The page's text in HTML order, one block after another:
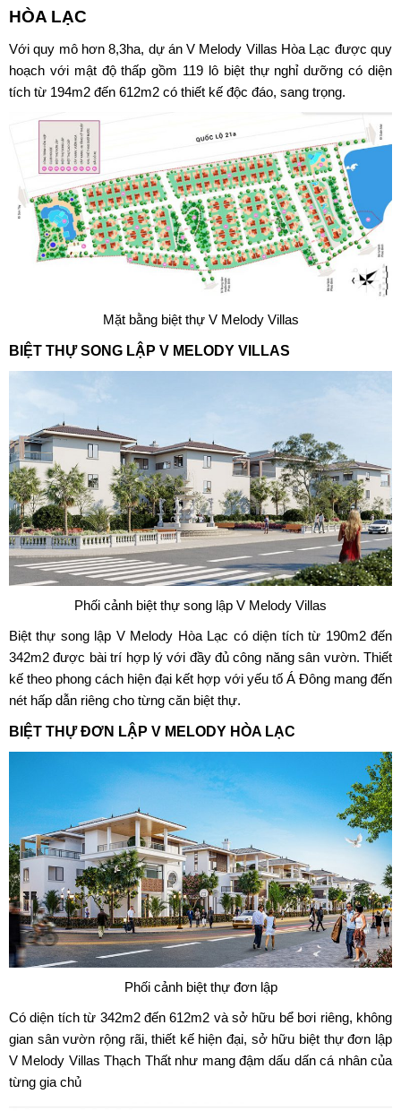
HÒA LẠC
Với quy mô hơn 8,3ha, dự án V Melody Villas Hòa Lạc được quy
hoạch với mật độ thấp gồm 119 lô biệt thự nghỉ dưỡng có diện
tích từ 194m2 đến 612m2 có thiết kế độc đáo, sang trọng.
Mặt bằng biệt thự V Melody Villas
BIỆT THỰ SONG LẬP V MELODY VILLAS
Phối cảnh biệt thự song lập V Melody Villas
Biệt thự song lập V Melody Hòa Lạc có diện tích từ 190m2 đến
342m2 được bài trí hợp lý với đầy đủ công năng sân vườn. Thiết
kế theo phong cách hiện đại kết hợp với yếu tố Á Đông mang đến
nét hấp dẫn riêng cho từng căn biệt thự.
BIỆT THỰ ĐƠN LẬP V MELODY HÒA LẠC
Phối cảnh biệt thự đơn lập
Có diện tích từ 342m2 đến 612m2 và sở hữu bể bơi riêng, không
gian sân vườn rộng rãi, thiết kế hiện đại, sở hữu biệt thự đơn lập
V Melody Villas Thạch Thất như mang đậm dấu dấn cá nhân của
từng gia chủ